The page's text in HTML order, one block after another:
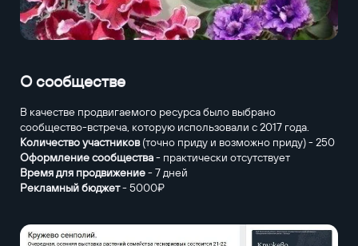
О сообществе
В качестве продвигаемого ресурса было выбрано
сообщество-встреча, которую использовали с 2017 года.
Количество участников(точно приду и возможно приду) - 250
Оформление сообщества- практически отсутствует
Время для продвижение- 7 дней
Рекламный бюджет- 5000₽